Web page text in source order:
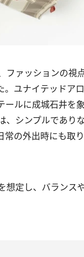
ファッションの視
。ユナイテッドア
ールに成城石井を
、シンプルであり
常の外出時にも取
想定し、バランス